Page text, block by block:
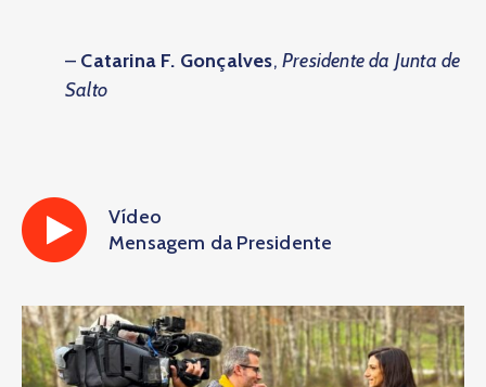
– Catarina F. Gonçalves, Presidente da Junta de
Salto
Vídeo
Mensagem da Presidente